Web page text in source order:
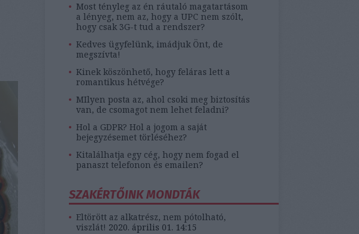
Most tényleg az én ráutaló magatartásom
a lényeg, nem az, hogy a UPC nem szólt,
hogy csak 3G-t tud a rendszer?
Kedves ügyfelünk, imádjuk Önt, de
megszívta!
Kinek köszönhető, hogy feláras lett a
romantikus hétvége?
MIlyen posta az, ahol csoki meg biztosítás
van, de csomagot nem lehet feladni?
Hol a GDPR? Hol a jogom a saját
bejegyzésemet törléséhez?
Kitalálhatja egy cég, hogy nem fogad el
panaszt telefonon és emailen?
SZAKÉRTŐINK MONDTÁK
Eltörött az alkatrész, nem pótolható,
viszlát! 2020. április 01. 14:15